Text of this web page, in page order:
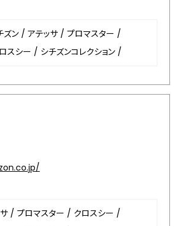
ズン / アテッサ / プロマスター /
スシー / シチズンコレクション /
/ プロマスター / クロスシー /